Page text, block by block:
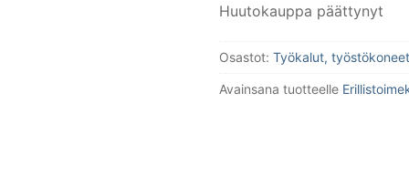
Huutokauppa päättynyt
Osastot: Työkalut,
Avainsana tuotteelle